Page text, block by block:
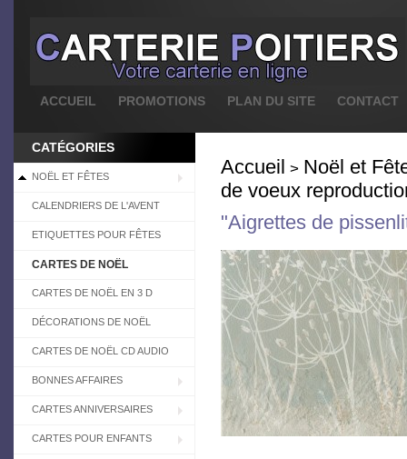
ACCUEIL PROMOTIONS PLAN DU SITE CONTACT
CATÉGORIES
NOËL ET FÊTES
CALENDRIERS DE L'AVENT
ETIQUETTES POUR FÊTES
CARTES DE NOËL
CARTES DE NOËL EN 3 D
DÉCORATIONS DE NOËL
CARTES DE NOËL CD AUDIO
BONNES AFFAIRES
CARTES ANNIVERSAIRES
CARTES POUR ENFANTS
Accueil > Noël et
de voeux
"Aigrettes de